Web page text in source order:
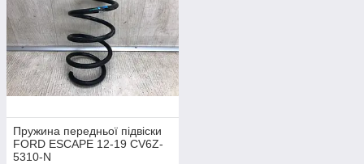
Пружина передньої підвіски
FORD ESCAPE 12-19 CV6Z-
5310-N